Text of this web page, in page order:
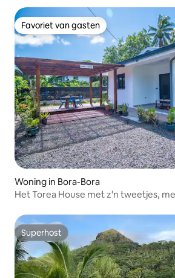
Favoriet van gasten
Favoriet van gasten
Woning in Bora-Bora
Het Torea House met z'n tweetjes,
Superhost
Superhost